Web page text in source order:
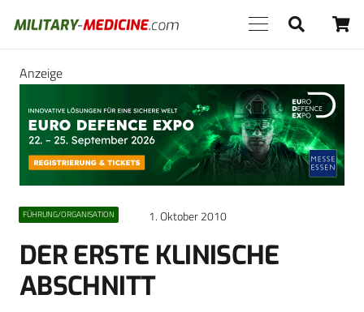
Anzeige
FÜHRUNG/ORGANISATION 1. Oktober 2010
DER ERSTE KLINISCHE
ABSCHNITT